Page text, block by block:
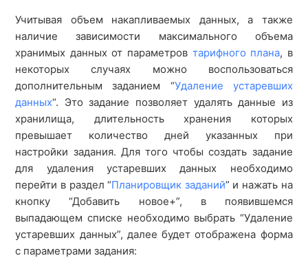
Учитывая объем накапливаемых данных, а также
наличие зависимости максимального объема
хранимых данных от параметров тарифного плана, в
некоторых случаях можно воспользоваться
дополнительным заданием “Удаление устаревших
данных“. Это задание позволяет удалять данные из
хранилища, длительность хранения которых
превышает количество дней указанных при
настройки задания. Для того чтобы создать задание
для удаления устаревших данных необходимо
перейти в раздел “Планировщик заданий” и нажать на
кнопку “Добавить новое+”, в появившемся
выпадающем списке необходимо выбрать “Удаление
устаревших данных”, далее будет отображена форма
с параметрами задания: